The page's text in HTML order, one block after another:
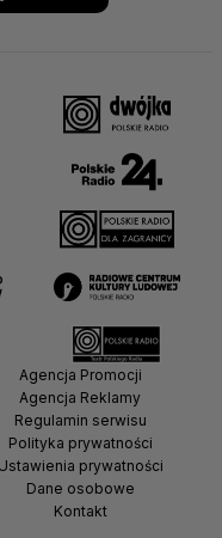
Agencja Promocji
Agencja Reklamy
Regulamin serwisu
Polityka prywatności
Ustawienia prywatności
Dane osobowe
Kontakt